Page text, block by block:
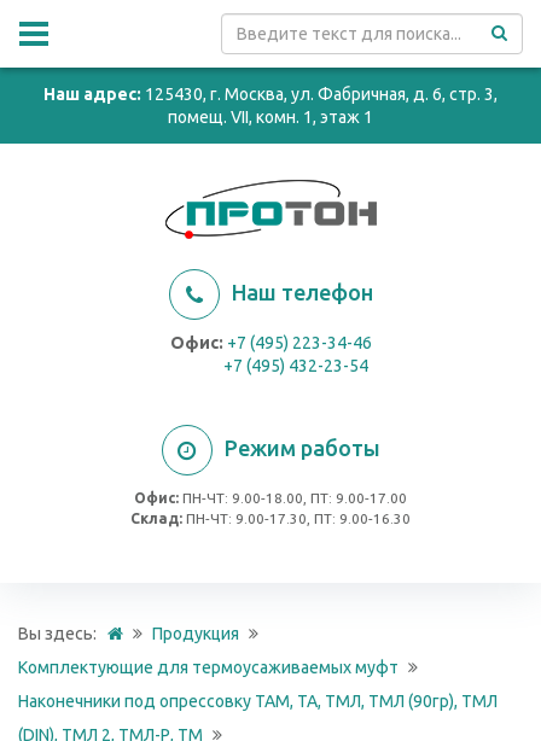
Наш адрес: 125430, г. Москва, ул. Фабричная, д. 6, стр. 3,
помещ. VII, комн. 1, этаж 1
Наш телефон
Офис: +7 (495) 223-34-46
+7 (495) 432-23-54
Режим работы
Офис: ПН-ЧТ: 9.00-18.00, ПТ: 9.00-17.00
Cклад: ПН-ЧТ: 9.00-17.30, ПТ: 9.00-16.30
Вы здесь:
Продукция
Комплектующие для термоусаживаемых муфт
Наконечники под опрессовку ТАМ, ТА, ТМЛ, ТМЛ (90гр), ТМЛ
(DIN), ТМЛ 2, ТМЛ-Р, ТМ